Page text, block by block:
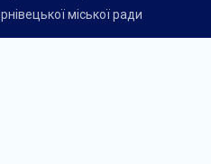
міської ради